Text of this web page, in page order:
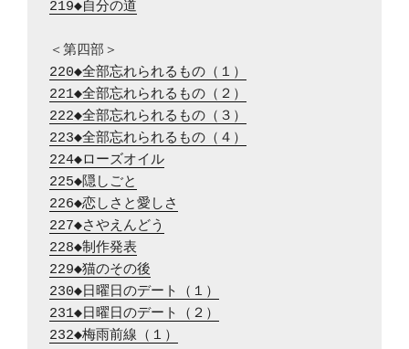
219◆自分の道
220◆全部忘れられるもの（１）
221◆全部忘れられるもの（２）
222◆全部忘れられるもの（３）
223◆全部忘れられるもの（４）
224◆ローズオイル
225◆隠しごと
226◆恋しさと愛しさ
227◆さやえんどう
228◆制作発表
229◆猫のその後
230◆日曜日のデート（１）
231◆日曜日のデート（２）
232◆梅雨前線（１）